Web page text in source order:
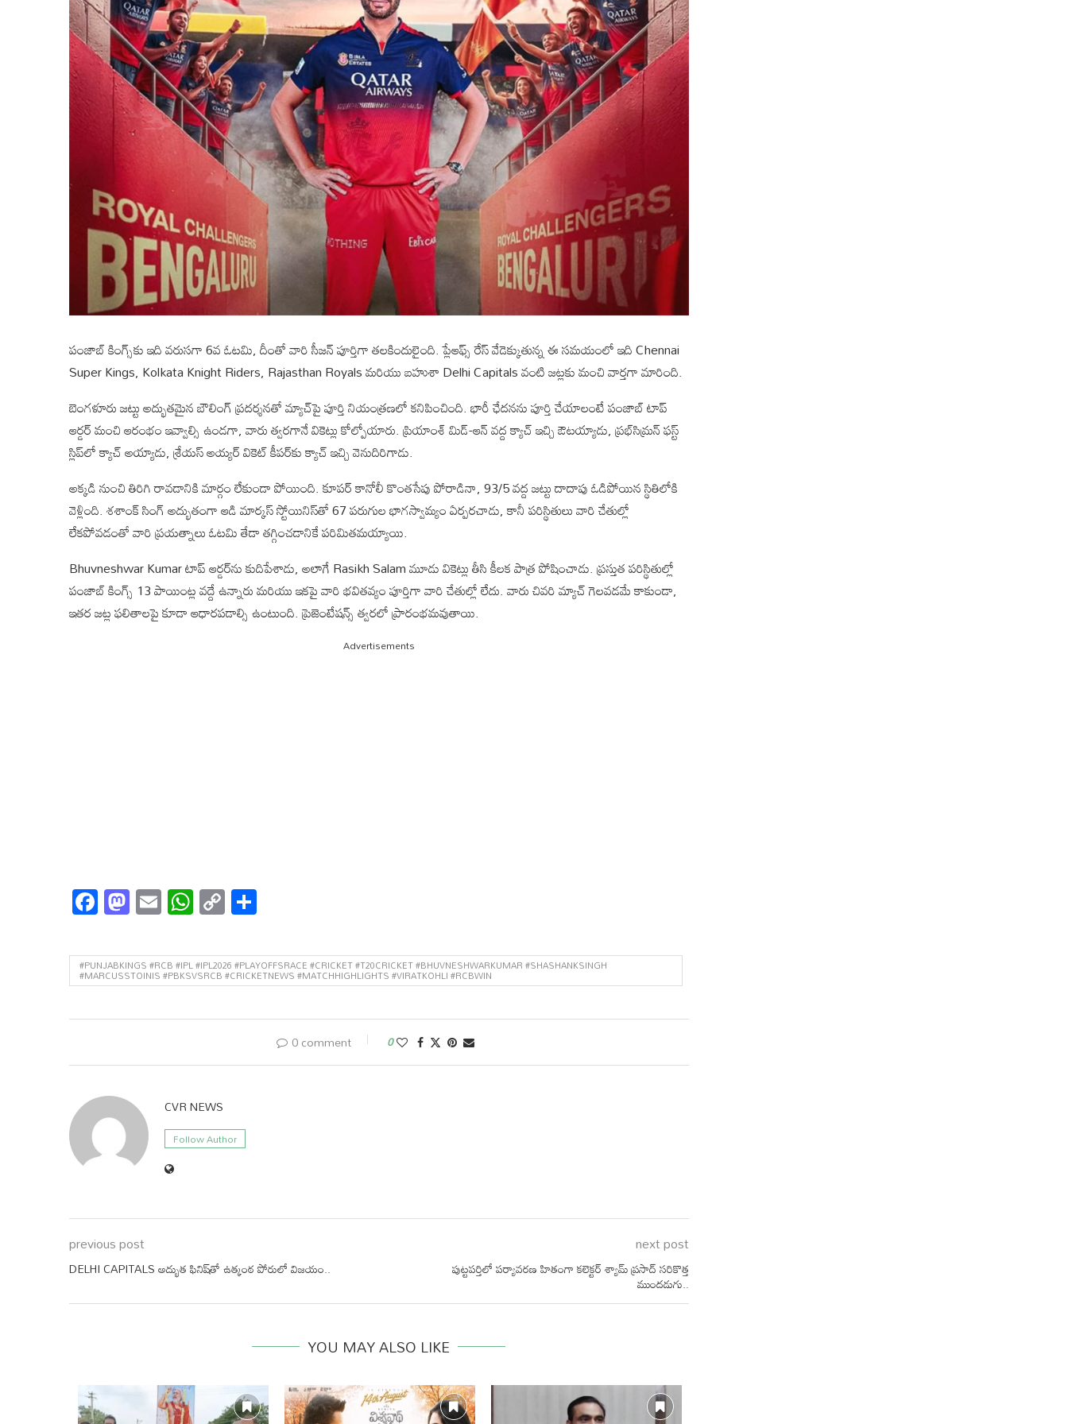
పంజాబ్ కింగ్స్‌కు ఇది వరుసగా 6వ ఓటమి, దీంతో వారి సీజన్ పూర్తిగా తలకిందులైంది. ప్లేఆఫ్స్ రేస్ వేడెక్కుతున్న ఈ సమయంలో ఇది Chennai
Super Kings, Kolkata Knight Riders, Rajasthan Royals మరియు బహుశా Delhi Capitals వంటి జట్లకు మంచి వార్తగా మారింది.
బెంగళూరు జట్టు అద్భుతమైన బౌలింగ్ ప్రదర్శనతో మ్యాచ్‌పై పూర్తి నియంత్రణలో కనిపించింది. భారీ ఛేదనను పూర్తి చేయాలంటే పంజాబ్ టాప్
ఆర్డర్ మంచి ఆరంభం ఇవ్వాల్సి ఉండగా, వారు త్వరగానే వికెట్లు కోల్పోయారు. ప్రియాంశ్ మిడ్-ఆన్ వద్ద క్యాచ్ ఇచ్చి ఔటయ్యాడు, ప్రభ్‌సిమ్రన్ ఫస్ట్
స్లిప్‌లో క్యాచ్ అయ్యాడు, శ్రేయస్ అయ్యర్ వికెట్ కీపర్‌కు క్యాచ్ ఇచ్చి వెనుదిరిగాడు.
అక్కడి నుంచి తిరిగి రావడానికి మార్గం లేకుండా పోయింది. కూపర్ కానోలీ కొంతసేపు పోరాడినా, 93/5 వద్ద జట్టు దాదాపు ఓడిపోయిన స్థితిలోకి
వెళ్లింది. శశాంక్ సింగ్ అద్భుతంగా ఆడి మార్కస్ స్టోయినిస్‌తో 67 పరుగుల భాగస్వామ్యం ఏర్పరచాడు, కానీ పరిస్థితులు వారి చేతుల్లో
లేకపోవడంతో వారి ప్రయత్నాలు ఓటమి తేడా తగ్గించడానికే పరిమితమయ్యాయి.
Bhuvneshwar Kumar టాప్ ఆర్డర్‌ను కుదిపేశాడు, అలాగే Rasikh Salam మూడు వికెట్లు తీసి కీలక పాత్ర పోషించాడు. ప్రస్తుత పరిస్థితుల్లో
పంజాబ్ కింగ్స్ 13 పాయింట్ల వద్దే ఉన్నారు మరియు ఇకపై వారి భవితవ్యం పూర్తిగా వారి చేతుల్లో లేదు. వారు చివరి మ్యాచ్ గెలవడమే కాకుండా,
ఇతర జట్ల ఫలితాలపై కూడా ఆధారపడాల్సి ఉంటుంది. ప్రెజెంటేషన్స్ త్వరలో ప్రారంభమవుతాయి.
Advertisements
Facebook
Mastodon
EmailWhatsApp
Copy
Link
#PUNJABKINGS #RCB #IPL #IPL2026 #PLAYOFFSRACE #CRICKET #T20CRICKET #BHUVNESHWARKUMAR #SHASHANKSINGH
#MARCUSSTOINIS #PBKSVSRCB #CRICKETNEWS #MATCHHIGHLIGHTS #VIRATKOHLI #RCBWIN
0 comment 0
CVR NEWS
Follow Author
previous post
DELHI CAPITALS అద్భుత ఫినిష్‌తో ఉత్కంఠ పోరులో విజయం..
next post
పుట్టపర్తిలో పర్యావరణ హితంగా కలెక్టర్ శ్యామ్ ప్రసాద్ సరికొత్త
ముందడుగు..
YOU MAY ALSO LIKE